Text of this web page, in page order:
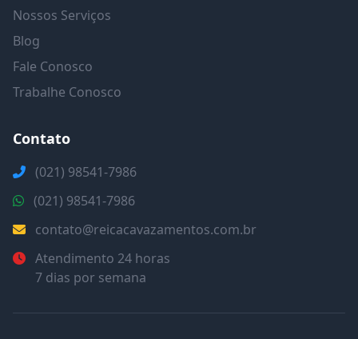
Nossos Serviços
Blog
Fale Conosco
Trabalhe Conosco
Contato
(021) 98541-7986
(021) 98541-7986
contato@reicacavazamentos.com.br
Atendimento 24 horas
7 dias por semana